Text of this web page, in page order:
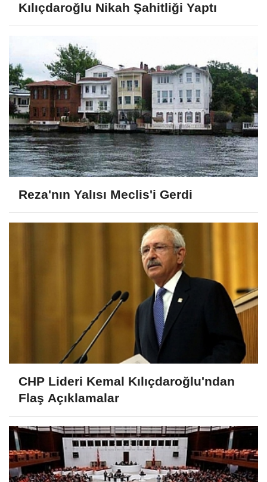
Kılıçdaroğlu Nikah Şahitliği Yaptı
Reza'nın Yalısı Meclis'i Gerdi
CHP Lideri Kemal Kılıçdaroğlu'ndan
Flaş Açıklamalar